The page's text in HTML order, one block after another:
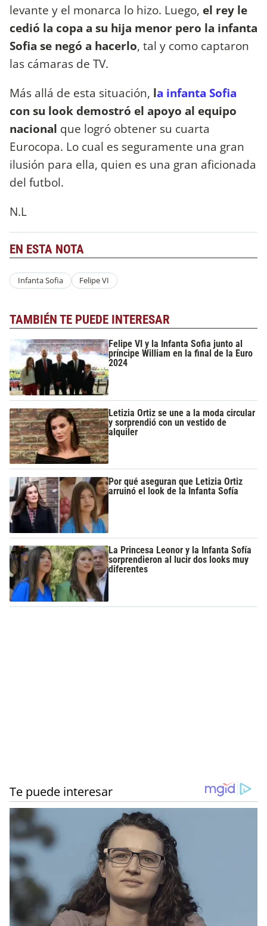
levante y el monarca lo hizo. Luego, el rey le
cedió la copa a su hija menor pero la infanta
Sofia se negó a hacerlo, tal y como captaron
las cámaras de TV.
Más allá de esta situación, la infanta Sofia
con su look demostró el apoyo al equipo
nacional que logró obtener su cuarta
Eurocopa. Lo cual es seguramente una gran
ilusión para ella, quien es una gran aficionada
del futbol.
N.L
EN ESTA NOTA
Infanta Sofia Felipe VI
TAMBIÉN TE PUEDE INTERESAR
Felipe VI y la Infanta Sofia junto al
príncipe William en la final de la Euro
2024
Letizia Ortiz se une a la moda circular
y sorprendió con un vestido de
alquiler
Por qué aseguran que Letizia Ortiz
arruinó el look de la Infanta Sofía
La Princesa Leonor y la Infanta Sofía
sorprendieron al lucir dos looks muy
diferentes